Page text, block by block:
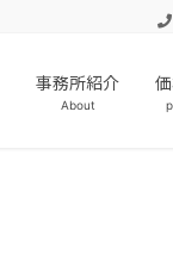
事務所紹介
About